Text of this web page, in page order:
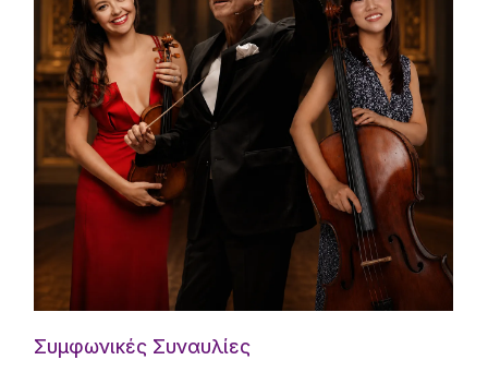
Συμφωνικές Συναυλίες